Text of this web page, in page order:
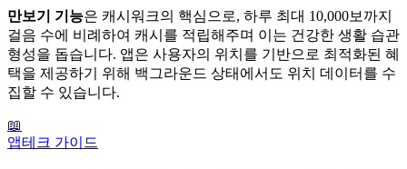
만보기 기능은 캐시워크의 핵심으로, 하루 최대 10,000보까지
걸음 수에 비례하여 캐시를 적립해주며 이는 건강한 생활 습관
형성을 돕습니다. 앱은 사용자의 위치를 기반으로 최적화된 혜
택을 제공하기 위해 백그라운드 상태에서도 위치 데이터를 수
집할 수 있습니다.
📖
앱테크 가이드